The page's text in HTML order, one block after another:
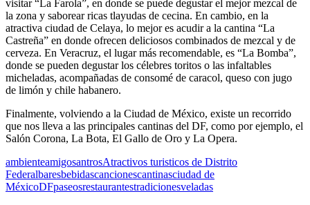
visitar “La Farola”, en donde se puede degustar el mejor mezcal de
la zona y saborear ricas tlayudas de cecina. En cambio, en la
atractiva ciudad de Celaya, lo mejor es acudir a la cantina “La
Castreña” en donde ofrecen deliciosos combinados de mezcal y de
cerveza. En Veracruz, el lugar más recomendable, es “La Bomba”,
donde se pueden degustar los célebres toritos o las infaltables
micheladas, acompañadas de consomé de caracol, queso con jugo
de limón y chile habanero.
Finalmente, volviendo a la Ciudad de México, existe un recorrido
que nos lleva a las principales cantinas del DF, como por ejemplo, el
Salón Corona, La Bota, El Gallo de Oro y La Opera.
ambienteamigosantrosAtractivos turisticos de Distrito
Federalbaresbebidascancionescantinasciudad de
MéxicoDFpaseosrestaurantestradicionesveladas